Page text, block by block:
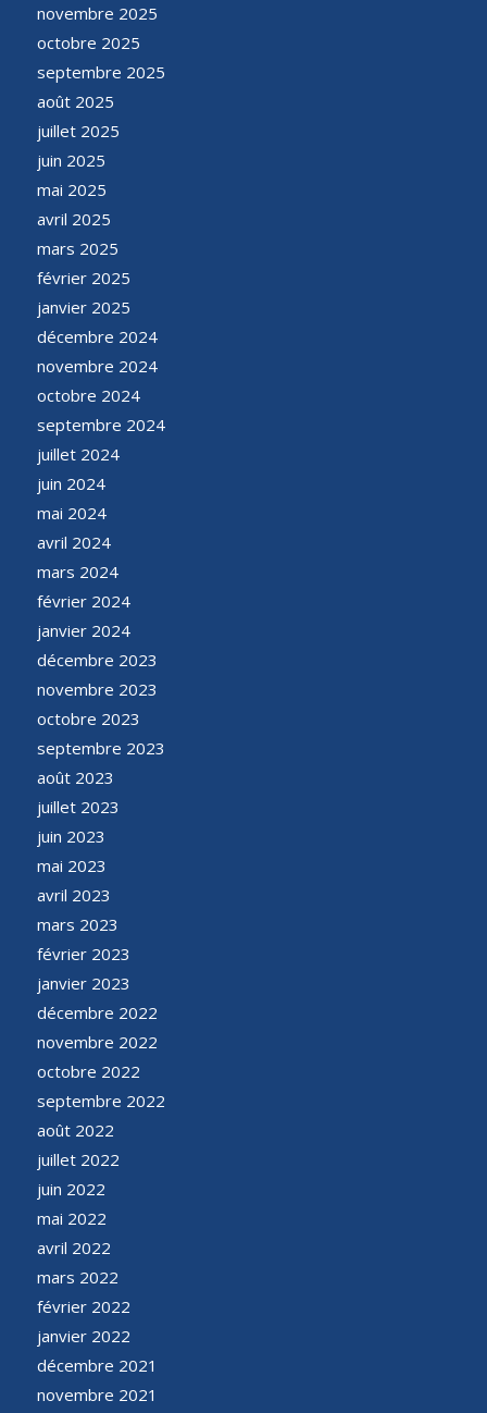
novembre 2025
octobre 2025
septembre 2025
août 2025
juillet 2025
juin 2025
mai 2025
avril 2025
mars 2025
février 2025
janvier 2025
décembre 2024
novembre 2024
octobre 2024
septembre 2024
juillet 2024
juin 2024
mai 2024
avril 2024
mars 2024
février 2024
janvier 2024
décembre 2023
novembre 2023
octobre 2023
septembre 2023
août 2023
juillet 2023
juin 2023
mai 2023
avril 2023
mars 2023
février 2023
janvier 2023
décembre 2022
novembre 2022
octobre 2022
septembre 2022
août 2022
juillet 2022
juin 2022
mai 2022
avril 2022
mars 2022
février 2022
janvier 2022
décembre 2021
novembre 2021